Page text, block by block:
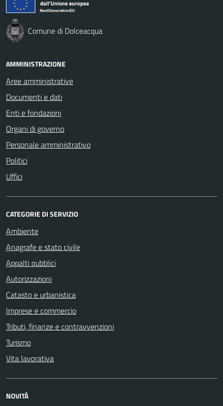
Comune di Dolceacqua
AMMINISTRAZIONE
Aree amministrative
Documenti e dati
Enti e fondazioni
Organi di governo
Personale amministrativo
Politici
Uffici
CATEGORIE DI SERVIZIO
Ambiente
Anagrafe e stato civile
Appalti pubblici
Autorizzazioni
Catasto e urbanistica
Imprese e commercio
Tributi, finanze e contravvenzioni
Turismo
Vita lavorativa
NOVITÀ